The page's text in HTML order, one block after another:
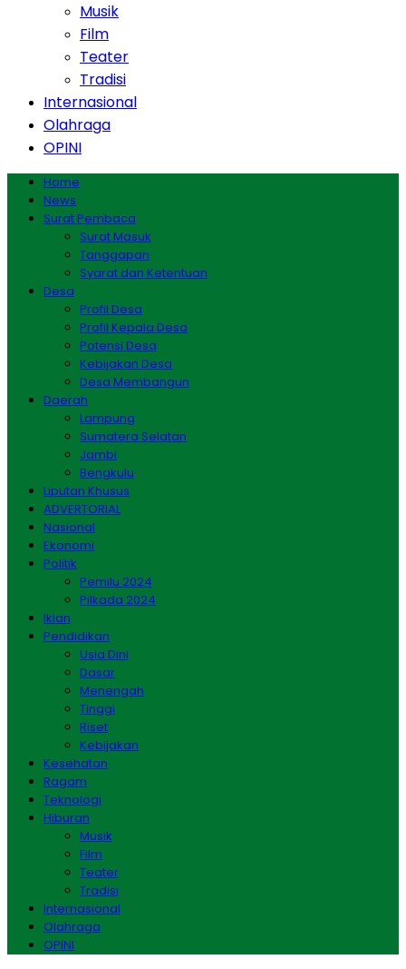
Musik
Film
Teater
Tradisi
Internasional
Olahraga
OPINI
Home
News
Surat Pembaca
Surat Masuk
Tanggapan
Syarat dan Ketentuan
Desa
Profil Desa
Profil Kepala Desa
Potensi Desa
Kebijakan Desa
Desa Membangun
Daerah
Lampung
Sumatera Selatan
Jambi
Bengkulu
Liputan Khusus
ADVERTORIAL
Nasional
Ekonomi
Politik
Pemilu 2024
Pilkada 2024
Iklan
Pendidikan
Usia Dini
Dasar
Menengah
Tinggi
Riset
Kebijakan
Kesehatan
Ragam
Teknologi
Hiburan
Musik
Film
Teater
Tradisi
Internasional
Olahraga
OPINI